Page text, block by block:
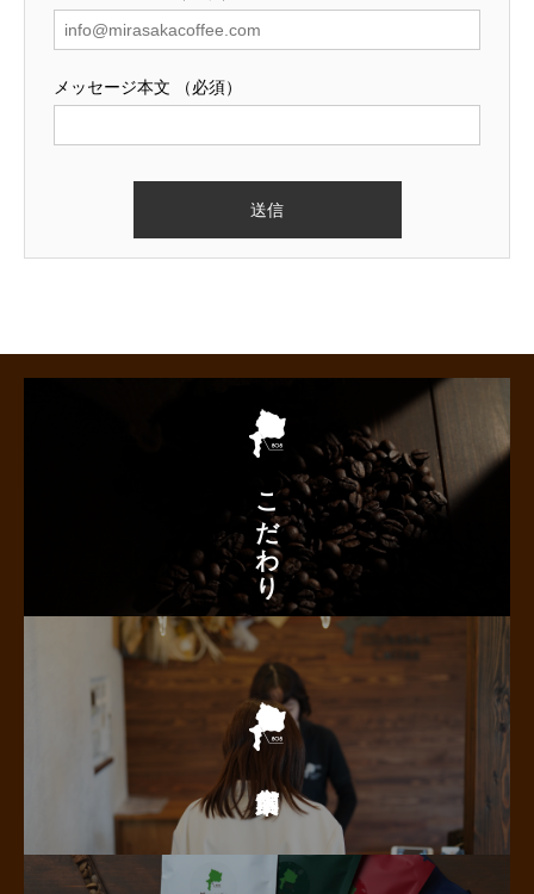
メッセージ本文 （必須）
こだわり